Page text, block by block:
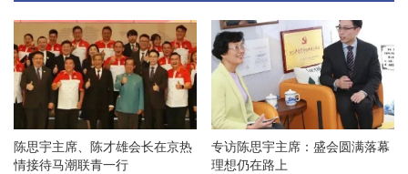
陈思宇主席、陈才雄会长在京热
情接待马潮联青一行
专访陈思宇主席：盛会圆满落幕
理想仍在路上